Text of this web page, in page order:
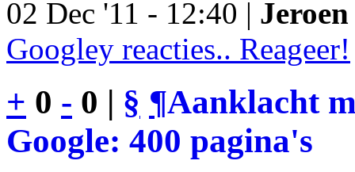
02 Dec '11 - 12:40 |
Googley reacties.. Reageer!
+ 0 - 0 | § ¶Aanklacht
Google: 400 pagina's